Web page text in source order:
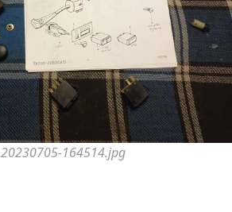
20230705-164514.jpg